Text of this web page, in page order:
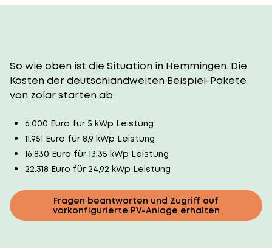
So wie oben ist die Situation in Hemmingen. Die
Kosten der deutschlandweiten Beispiel-Pakete
von zolar starten ab:
6.000 Euro für 5 kWp Leistung
11.951 Euro für 8,9 kWp Leistung
16.830 Euro für 13,35 kWp Leistung
22.318 Euro für 24,92 kWp Leistung
Fragen beantworten und Zugriff auf
vorkonfigurierte PV-Anlage erhalten